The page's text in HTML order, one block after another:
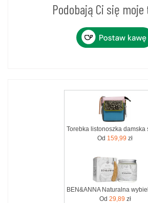
Podobają Ci się
Od 159,99 zł
Od 29,89 zł